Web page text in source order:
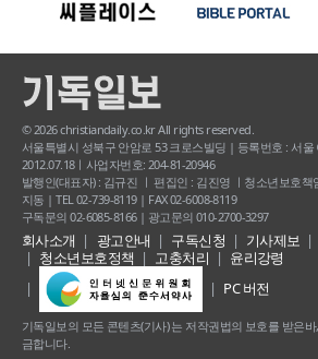
© 2026 christiandaily.co.kr All rights reserved.
서울특별시 성북구 안암로 53 크로스빌딩 | 등록번호 : 서울
2012.07.18ㅣ사업자번호: 204-81-20946
발행인(대표자) : 김규진 ㅣ 편집인 : 김진영 ㅣ청소년보호
지동 | TEL 02-739-8119 | FAX 02-6008-8119
구독문의 02-6085-8166 | 광고문의 010-2700-3297
회사소개 광고안내 구독신청 기사제보
청소년보호정책
고충처리
윤리강령
PC 버전
기독일보의 모든 콘텐츠(기사) 는 저작권법의 보호를 받은
금합니다.